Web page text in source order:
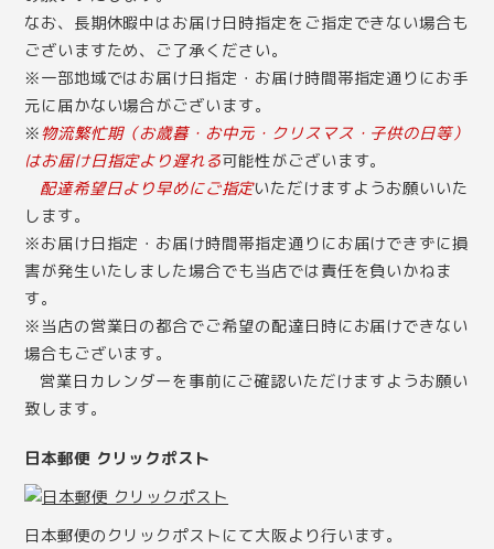
なお、長期休暇中はお届け日時指定をご指定できない場合も
ございますため、ご了承ください。
※一部地域ではお届け日指定・お届け時間帯指定通りにお手
元に届かない場合がございます。
※物流繁忙期（お歳暮・お中元・クリスマス・子供の日等）
はお届け日指定より遅れる可能性がございます。
配達希望日より早めにご指定いただけますようお願いいた
します。
※お届け日指定・お届け時間帯指定通りにお届けできずに損
害が発生いたしました場合でも当店では責任を負いかねま
す。
※当店の営業日の都合でご希望の配達日時にお届けできない
場合もございます。
営業日カレンダーを事前にご確認いただけますようお願い
致します。
日本郵便 クリックポスト
日本郵便のクリックポストにて大阪より行います。